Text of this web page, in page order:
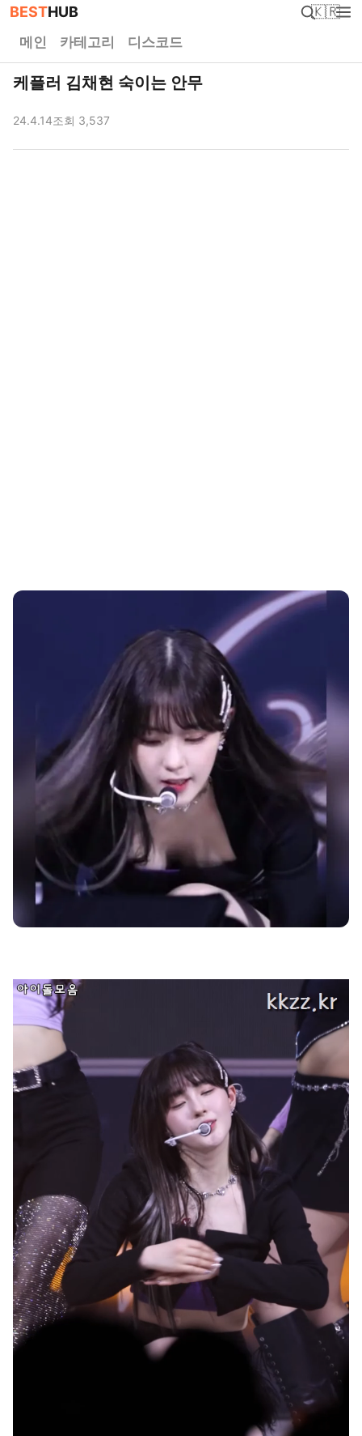
BESTHUB 🇰🇷
메인 카테고리 디스코드
케플러 김채현 숙이는 안무
24.4.14조회 3,537